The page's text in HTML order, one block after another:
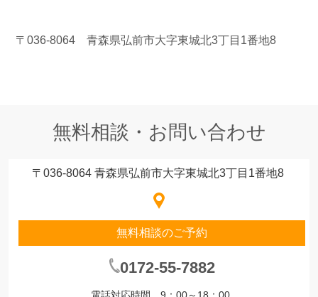
〒036-8064 青森県弘前市大字東城北3丁目1番地8
無料相談・お問い合わせ
〒036-8064 青森県弘前市大字東城北3丁目1番地8
無料相談のご予約
0172-55-7882